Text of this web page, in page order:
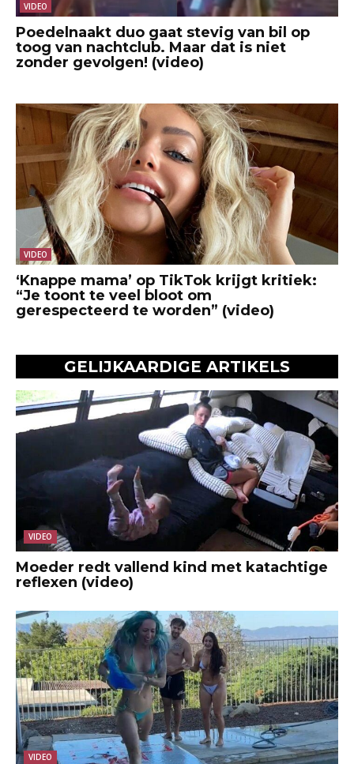
VIDEO
Poedelnaakt duo gaat stevig van bil op
toog van nachtclub. Maar dat is niet
zonder gevolgen! (video)
VIDEO
‘Knappe mama’ op TikTok krijgt kritiek:
“Je toont te veel bloot om
gerespecteerd te worden” (video)
GELIJKAARDIGE ARTIKELS
VIDEO
Moeder redt vallend kind met katachtige
reflexen (video)
VIDEO